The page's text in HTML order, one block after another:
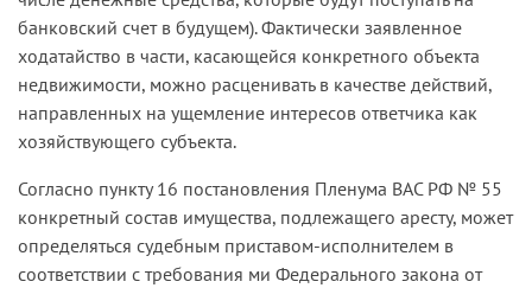
банковский счет в будущем). Фактически заявленное
ходатайство в части, касающейся конкретного объекта
недвижимости, можно расценивать в качестве действий,
направленных на ущемление интересов ответчика как
хозяйствующего субъекта.
Согласно пункту 16 постановления Пленума ВАС РФ № 55
кон­кретный состав имущества, подлежащего аресту, может
определять­ся судебным приставом-­исполнителем в
соответствии с требования­ ми Федерального закона от